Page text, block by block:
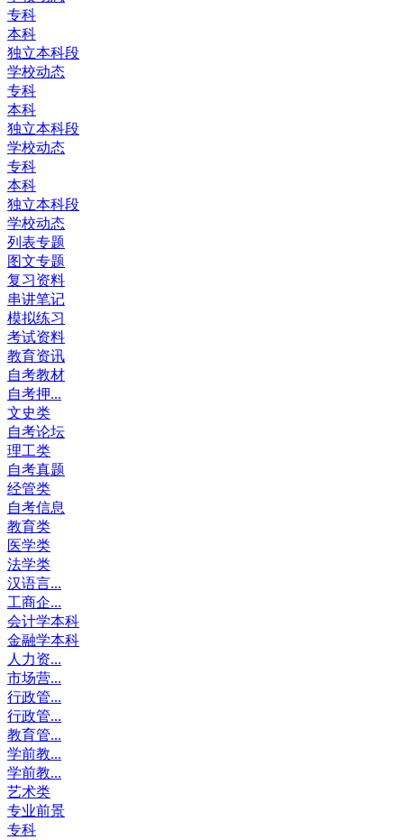
专科
本科
独立本科段
学校动态
专科
本科
独立本科段
学校动态
专科
本科
独立本科段
学校动态
列表专题
图文专题
复习资料
串讲笔记
模拟练习
考试资料
教育资讯
自考教材
自考押...
文史类
自考论坛
理工类
自考真题
经管类
自考信息
教育类
医学类
法学类
汉语言...
工商企...
会计学本科
金融学本科
人力资...
市场营...
行政管...
行政管...
教育管...
学前教...
学前教...
艺术类
专业前景
专科